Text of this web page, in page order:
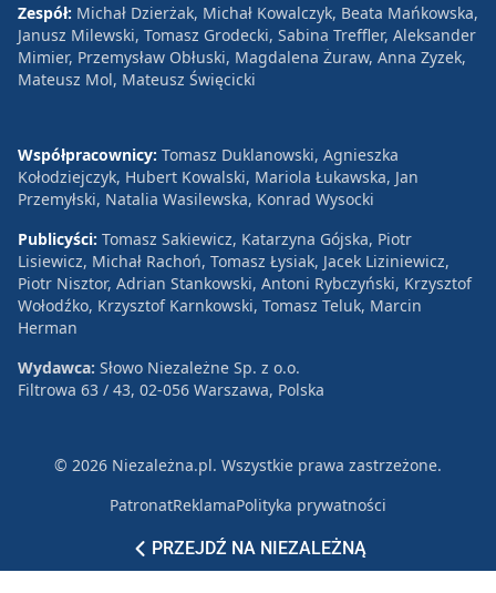
PRZEJDŹ NA NIEZALEŻNĄ
Zespół: Michał Dzierżak, Michał Kowalczyk, Beata Mańkowska,
Janusz Milewski, Tomasz Grodecki, Sabina Treffler, Aleksander
Mimier, Przemysław Obłuski, Magdalena Żuraw, Anna Zyzek,
Mateusz Mol, Mateusz Święcicki
Współpracownicy: Tomasz Duklanowski, Agnieszka
Kołodziejczyk, Hubert Kowalski, Mariola Łukawska, Jan
Przemyłski, Natalia Wasilewska, Konrad Wysocki
Publicyści: Tomasz Sakiewicz, Katarzyna Gójska, Piotr
Lisiewicz, Michał Rachoń, Tomasz Łysiak, Jacek Liziniewicz,
Piotr Nisztor, Adrian Stankowski, Antoni Rybczyński, Krzysztof
Wołodźko, Krzysztof Karnkowski, Tomasz Teluk, Marcin
Herman
Wydawca: Słowo Niezależne Sp. z o.o.
Filtrowa 63 / 43, 02-056 Warszawa, Polska
© 2026 Niezależna.pl. Wszystkie prawa zastrzeżone.
PatronatReklamaPolityka prywatności